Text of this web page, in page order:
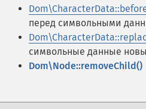
перед символьными
символьные данные
Dom\Node::removeChild()